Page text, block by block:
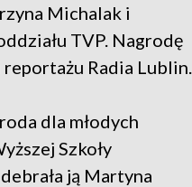
Michalak i
TVP. Nagrodę
Radia Lublin.
dla młodych
Szkoły
ją Martyna